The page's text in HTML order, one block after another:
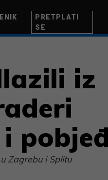
PRETPLATI
SE
iz
Zagrebu i Splitu